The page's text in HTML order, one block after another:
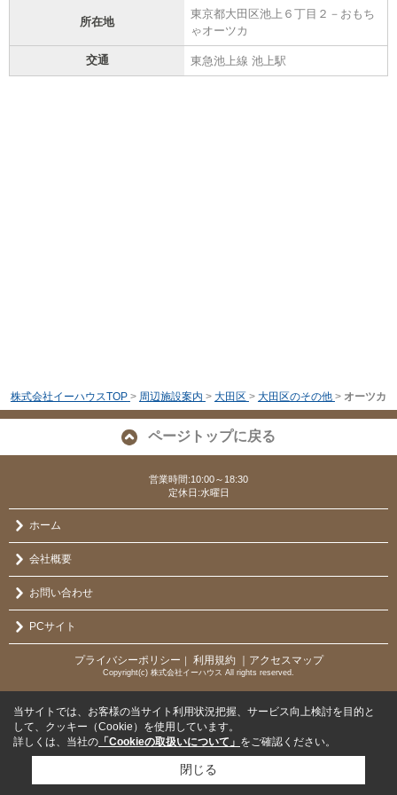
所在地
東京都大田区池上６丁目２－おもち
ゃオーツカ
交通 東急池上線 池上駅
株式会社イーハウスTOP > 周辺施設案内 > 大田区 > 大田区のその他 > オーツカ
ページトップに戻る
営業時間:10:00～18:30
定休日:水曜日
ホーム
会社概要
お問い合わせ
PCサイト
プライバシーポリシー ｜ 利用規約 ｜アクセスマップ
Copyright(c) 株式会社イーハウス All rights reserved.
当サイトでは、お客様の当サイト利用状況把握、サービス向上検討を目的と
して、クッキー（Cookie）を使用しています。
詳しくは、当社の 「Cookieの取扱いについて」 をご確認ください。
閉じる